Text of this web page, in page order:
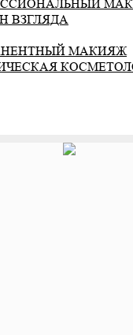
ВЗГЛЯДА
МАКИЯЖ